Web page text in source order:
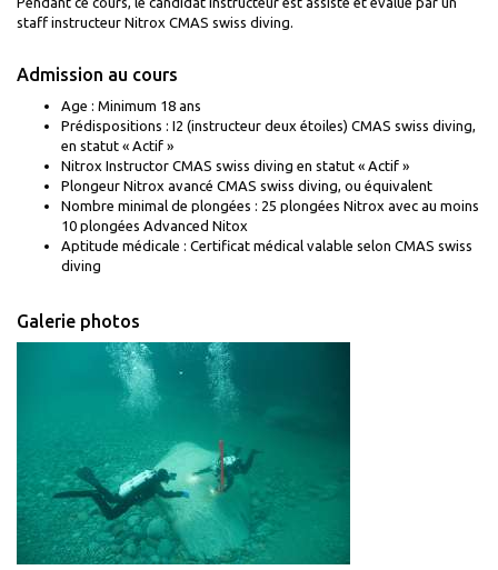
staff instructeur Nitrox CMAS swiss diving.
Admission au cours
Age : Minimum 18 ans
Prédispositions : I2 (instructeur deux étoiles) CMAS swiss diving,
en statut « Actif »
Nitrox Instructor CMAS swiss diving en statut « Actif »
Plongeur Nitrox avancé CMAS swiss diving, ou équivalent
Nombre minimal de plongées : 25 plongées Nitrox avec au moins
10 plongées Advanced Nitox
Aptitude médicale : Certificat médical valable selon CMAS swiss
diving
Galerie photos